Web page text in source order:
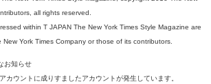
all rights reserved.
within T JAPAN The New York Times Style Magazine are
York Times Company or those of its contributors.
お知らせ
カウントに成りすましたアカウントが発生しています。